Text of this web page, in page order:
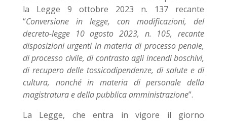
la Legge 9 ottobre 2023 n. 137 recante
“Conversione in legge, con modificazioni, del
decreto-legge 10 agosto 2023, n. 105, recante
disposizioni urgenti in materia di processo penale,
di processo civile, di contrasto agli incendi boschivi,
di recupero delle tossicodipendenze, di salute e di
cultura, nonché in materia di personale della
magistratura e della pubblica amministrazione”.
La Legge, che entra in vigore il giorno